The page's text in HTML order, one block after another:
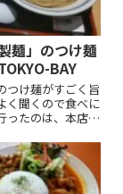
麺」のつけ麺
BAY
つけ麺がすごく旨
く聞くので食べに
ったのは、本店で
中の店舗です。す
いても、本当に
かは、人それぞれ
でわかりませ...